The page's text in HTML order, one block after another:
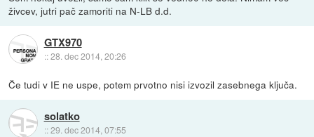
živcev, jutri pač zamoriti na N-LB d.d.
GTX970
::28. dec 2014, 20:26
Če tudi v IE ne uspe, potem prvotno nisi izvozil zasebnega ključa.
solatko
::29. dec 2014, 07:55